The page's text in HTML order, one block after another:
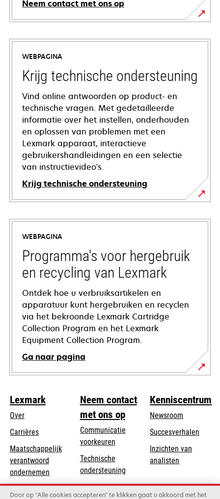
Neem contact met ons op
WEBPAGINA
Krijg technische ondersteuning
Vind online antwoorden op product- en
technische vragen. Met gedetailleerde
informatie over het instellen, onderhouden
en oplossen van problemen met een
Lexmark apparaat, interactieve
gebruikershandleidingen en een selectie
van instructievideo's.
Krijg technische ondersteuning
opens
in
new
tab
WEBPAGINA
Programma's voor hergebruik
en recycling van Lexmark
Ontdek hoe u verbruiksartikelen en
apparatuur kunt hergebruiken en recyclen
via het bekroonde Lexmark Cartridge
Collection Program en het Lexmark
Equipment Collection Program.
Ga naar pagina
Lexmark
Over
Carrières
Maatschappelijk
verantwoord
ondernemen
in
a
Duurzaamheid
Neem contact
met ons op
Communicatie
voorkeuren
Technische
ondersteuningopens
in
a
Product registratie
Kenniscentrum
Newsroom
Succesverhalen
Inzichten van
analisten
Door op “Alle cookies accepteren” te klikken gaat u akkoord met het